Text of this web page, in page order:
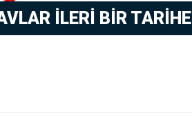
ILERI BIR TARIHE